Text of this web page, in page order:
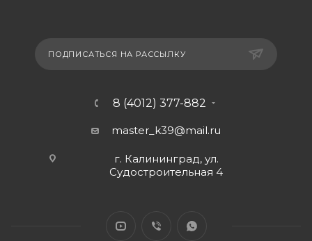
ПОДПИСАТЬСЯ НА РАССЫЛКУ
8 (4012) 377-882
master_k39@mail.ru
г. Калининград, ул.
Судостроительная 4